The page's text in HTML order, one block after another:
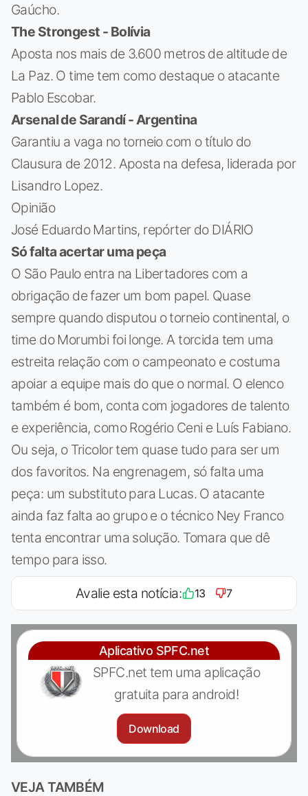
Gaúcho.
The Strongest - Bolívia
Aposta nos mais de 3.600 metros de altitude de
La Paz. O time tem como destaque o atacante
Pablo Escobar.
Arsenal de Sarandí - Argentina
Garantiu a vaga no torneio com o título do
Clausura de 2012. Aposta na defesa, liderada por
Lisandro Lopez.
Opinião
José Eduardo Martins, repórter do DIÁRIO
Só falta acertar uma peça
O São Paulo entra na Libertadores com a
obrigação de fazer um bom papel. Quase
sempre quando disputou o torneio continental, o
time do Morumbi foi longe. A torcida tem uma
estreita relação com o campeonato e costuma
apoiar a equipe mais do que o normal. O elenco
também é bom, conta com jogadores de talento
e experiência, como Rogério Ceni e Luís Fabiano.
Ou seja, o Tricolor tem quase tudo para ser um
dos favoritos. Na engrenagem, só falta uma
peça: um substituto para Lucas. O atacante
ainda faz falta ao grupo e o técnico Ney Franco
tenta encontrar uma solução. Tomara que dê
tempo para isso.
Avalie esta notícia: 13 7
Aplicativo SPFC.net
SPFC.net tem uma aplicação
gratuita para android!
Download
VEJA TAMBÉM